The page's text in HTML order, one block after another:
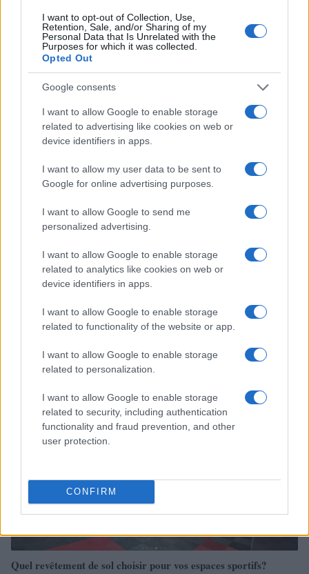
I want to opt-out of Collection, Use,
Retention, Sale, and/or Sharing of my
Personal Data that Is Unrelated with the
Purposes for which it was collected.
Opted Out
Google consents
I want to allow Google to enable storage
related to advertising like cookies on web or
device identifiers in apps.
I want to allow my user data to be sent to
Google for online advertising purposes.
I want to allow Google to send me
personalized advertising.
I want to allow Google to enable storage
related to analytics like cookies on web or
device identifiers in apps.
I want to allow Google to enable storage
related to functionality of the website or app.
I want to allow Google to enable storage
related to personalization.
I want to allow Google to enable storage
related to security, including authentication
functionality and fraud prevention, and other
user protection.
CONFIRM
AUTEUR
À lire aussi
SPORT
Quel revêtement de sol choisir pour vos espaces sportifs?